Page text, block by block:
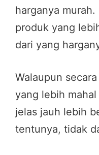
harganya
produk yang
dari yang
Walaupun
yang lebih
jelas jauh lebih
tentunya, tidak